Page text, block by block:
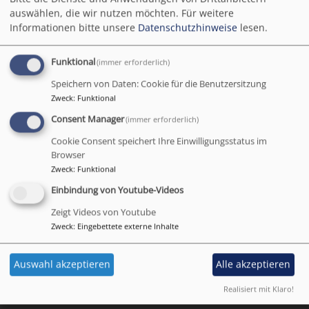
Adventsmarkt rund
um die Kirche
Bildrechte Bilddatenbank Fundus
Am dritten Advent ist es
Adventsmarkt rund um
die Kirche!
vielfältig und bietet etwas
für alle Generationen:
adventsmarkt.pdf 351.96 KB
auswählen, die wir nutzen möchten. Für weitere
Informationen bitte unsere Datenschutzhinweise lesen.
Funktional(immer erforderlich)
Speichern von Daten: Cookie für die Benutzersitzung
Zweck: Funktional
Consent Manager(immer erforderlich)
Cookie Consent speichert Ihre Einwilligungsstatus im
Browser
Zweck: Funktional
Einbindung von Youtube-Videos
Zeigt Videos von Youtube
Zweck: Eingebettete externe Inhalte
Auswahl akzeptieren Alle akzeptieren
Realisiert mit Klaro!